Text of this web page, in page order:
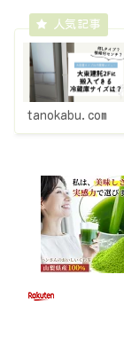
tanokabu.com